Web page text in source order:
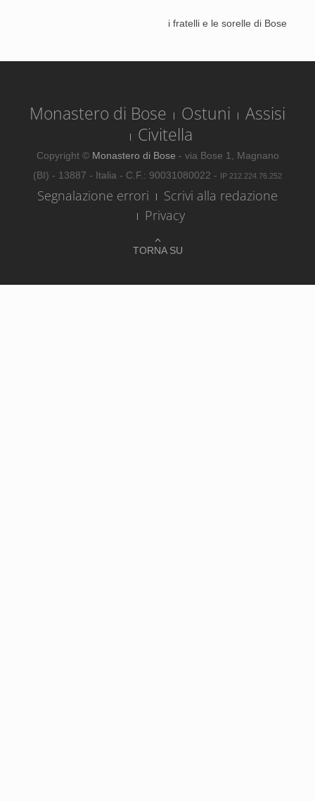
i fratelli e le sorelle di Bose
TORNA SU
Monastero di Bose Ostuni
Assisi
Civitella
Copyright © Monastero di Bose - via Bose 1, Magnano
(BI) - 13887 - Italia - C.F.: 90031080022 - IP 212.224.76.252
Segnalazione errori
Scrivi alla redazione
Privacy